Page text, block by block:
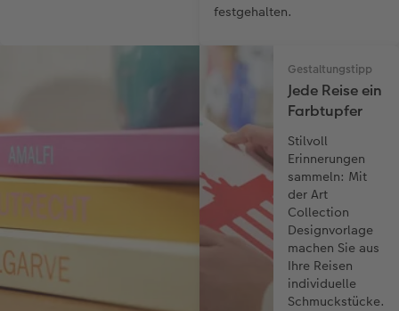
festgehalten.
Gestaltungstipp
Jede Reise ein
Farbtupfer
Stilvoll
Erinnerungen
sammeln: Mit
der Art
Collection
Designvorlage
machen Sie aus
Ihre Reisen
individuelle
Schmuckstücke.